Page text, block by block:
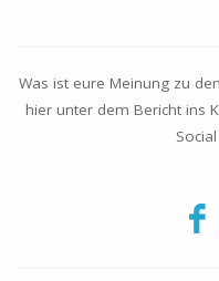
Was ist eure Meinung zu
hier unter dem Bericht ins